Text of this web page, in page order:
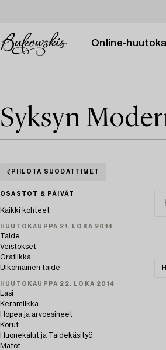
Online-
Syksyn
PIILOTA SUODATTIMET
OSASTOT & PÄIVÄT
Kaikki kohteet
HUUTOKAUPPA 21. LOKA 2014
Taide
Veistokset
Grafiikka
Ulkomainen taide
HUUTOKAUPPA 22. LOKA 2014
Lasi
Keramiikka
Hopea ja arvoesineet
Korut
Huonekalut ja Taidekäsityö
Matot